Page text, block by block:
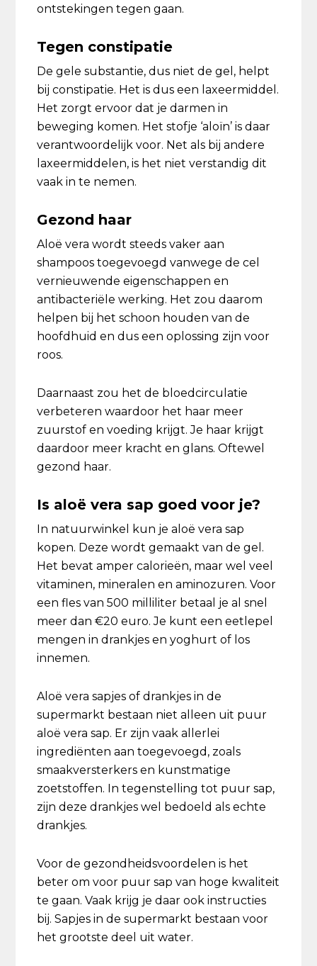
ontstekingen tegen gaan.
Tegen constipatie
De gele substantie, dus niet de gel, helpt
bij constipatie. Het is dus een laxeermiddel.
Het zorgt ervoor dat je darmen in
beweging komen. Het stofje ‘aloïn’ is daar
verantwoordelijk voor. Net als bij andere
laxeermiddelen, is het niet verstandig dit
vaak in te nemen.
Gezond haar
Aloë vera wordt steeds vaker aan
shampoos toegevoegd vanwege de cel
vernieuwende eigenschappen en
antibacteriële werking. Het zou daarom
helpen bij het schoon houden van de
hoofdhuid en dus een oplossing zijn voor
roos.
Daarnaast zou het de bloedcirculatie
verbeteren waardoor het haar meer
zuurstof en voeding krijgt. Je haar krijgt
daardoor meer kracht en glans. Oftewel
gezond haar.
Is aloë vera sap goed voor je?
In natuurwinkel kun je aloë vera sap
kopen. Deze wordt gemaakt van de gel.
Het bevat amper calorieën, maar wel veel
vitaminen, mineralen en aminozuren. Voor
een fles van 500 milliliter betaal je al snel
meer dan €20 euro. Je kunt een eetlepel
mengen in drankjes en yoghurt of los
innemen.
Aloë vera sapjes of drankjes in de
supermarkt bestaan niet alleen uit puur
aloë vera sap. Er zijn vaak allerlei
ingrediënten aan toegevoegd, zoals
smaakversterkers en kunstmatige
zoetstoffen. In tegenstelling tot puur sap,
zijn deze drankjes wel bedoeld als echte
drankjes.
Voor de gezondheidsvoordelen is het
beter om voor puur sap van hoge kwaliteit
te gaan. Vaak krijg je daar ook instructies
bij. Sapjes in de supermarkt bestaan voor
het grootste deel uit water.